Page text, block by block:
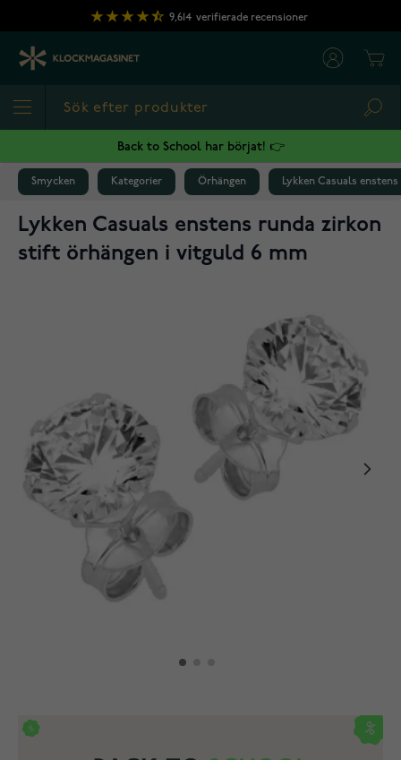
Hoppa till innehållet
9,614 verifierade recensioner
Back to School har börjat! 👉
Smycken Kategorier Örhängen Lykken Casuals
Lykken Casuals enstens runda zirkon
stift örhängen i vitguld 6 mm